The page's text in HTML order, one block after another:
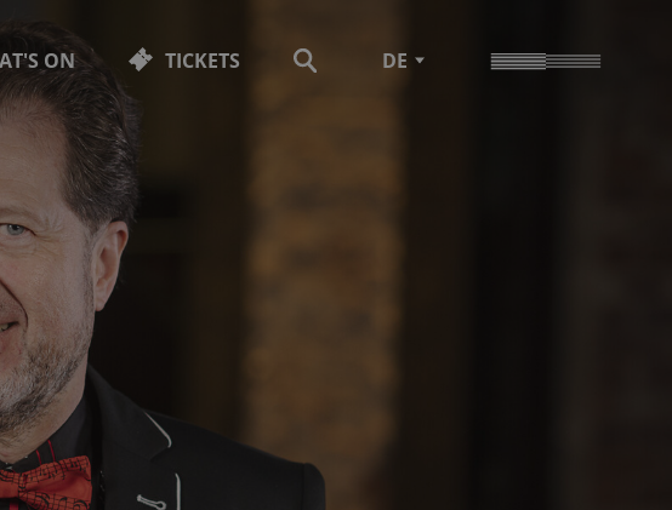
ON TICKETS DE